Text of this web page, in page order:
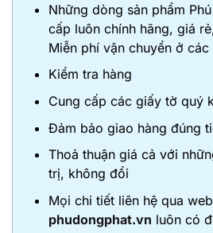
Những dòng sản phẩm
cấp luôn chính hãng, giá
Miễn phí vận chuyển ở các
Kiểm tra hàng
Cung cấp các giấy tờ quý
Đảm bảo giao hàng đúng
Thoả thuận giá cả với
trị, không đổi
Mọi chi tiết liên hệ qua
phudongphat.vn luôn có